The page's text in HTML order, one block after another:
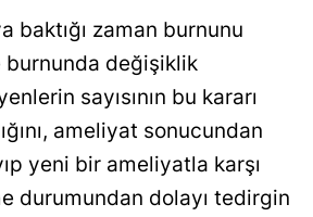
baktığı zaman burnunu
burnunda değişiklik
sayısının bu kararı
ameliyat sonucundan
yeni bir ameliyatla karşı
durumundan dolayı tedirgin